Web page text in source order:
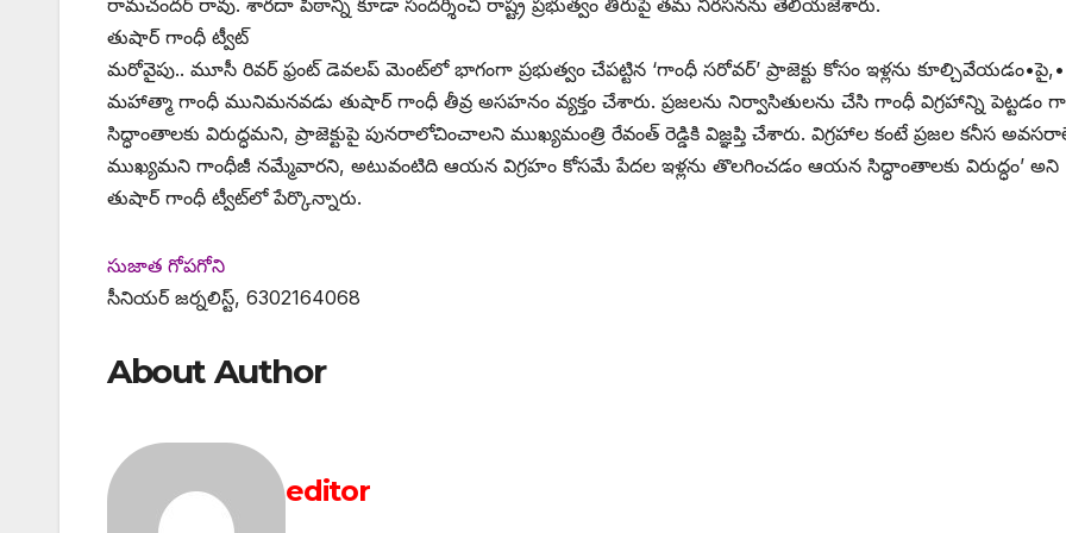
తుషార్‌ ‌గాంధీ ట్వీట్‌
‌మరోవైపు.. మూసీ రివర్‌ ‌ఫ్రంట్‌ ‌డెవలప్‌ ‌మెంట్‌లో భాగంగా ప్రభుత్వం చేపట్టిన ‘గాంధీ సరోవర్‌’ ‌ప్రాజెక్టు కోసం ఇళ్లను కూల్చివేయడం•పై,•
మహాత్మా గాంధీ మునిమనవడు తుషార్‌ ‌గాంధీ తీవ్ర అసహనం వ్యక్తం చేశారు. ప్రజలను నిర్వాసితులను చేసి గాంధీ విగ్రహాన్ని పెట్టడం
సిద్ధాంతాలకు విరుద్ధమని, ప్రాజెక్టుపై పునరాలోచించాలని ముఖ్యమంత్రి రేవంత్‌ ‌రెడ్డికి విజ్ఞప్తి చేశారు. విగ్రహాల కంటే ప్రజల కనీస
ముఖ్యమని గాంధీజీ నమ్మేవారని, అటువంటిది ఆయన విగ్రహం కోసమే పేదల ఇళ్లను తొలగించడం ఆయన సిద్ధాంతాలకు విరుద్ధం’ అని
తుషార్‌ ‌గాంధీ ట్వీట్‌లో పేర్కొన్నారు.
సుజాత గోపగోని
సీనియర్‌ ‌జర్నలిస్ట్, 6302164068
About Author
editor